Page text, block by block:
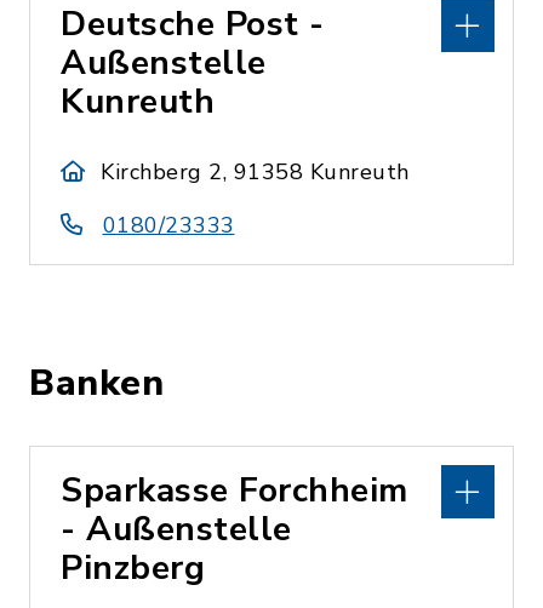
Deutsche Post -
Außenstelle
Kunreuth
Kirchberg 2, 91358 Kunreuth
0180/23333
Banken
Sparkasse Forchheim
- Außenstelle
Pinzberg